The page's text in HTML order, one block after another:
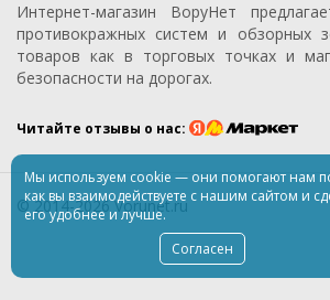
Интернет-магазин ВоруНет
противокражных систем и обзорных
товаров как в торговых точках и
безопасности на дорогах.
Читайте отзывы о нас:
© 2014-2026 Vorunet.ru
Мы используем cookie — они помогают нам
как вы взаимодействуете с нашим сайтом и
его удобнееи лучше.
Согласен